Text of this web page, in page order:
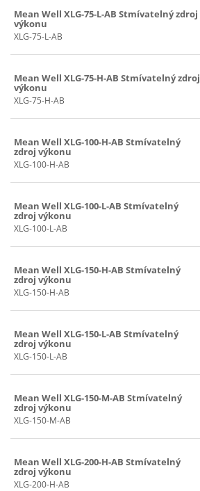
Mean Well XLG-75-L-AB Stmívatelný zdroj
výkonu
XLG-75-L-AB
Mean Well XLG-75-H-AB Stmívatelný zdroj
výkonu
XLG-75-H-AB
Mean Well XLG-100-H-AB Stmívatelný
zdroj výkonu
XLG-100-H-AB
Mean Well XLG-100-L-AB Stmívatelný
zdroj výkonu
XLG-100-L-AB
Mean Well XLG-150-H-AB Stmívatelný
zdroj výkonu
XLG-150-H-AB
Mean Well XLG-150-L-AB Stmívatelný
zdroj výkonu
XLG-150-L-AB
Mean Well XLG-150-M-AB Stmívatelný
zdroj výkonu
XLG-150-M-AB
Mean Well XLG-200-H-AB Stmívatelný
zdroj výkonu
XLG-200-H-AB